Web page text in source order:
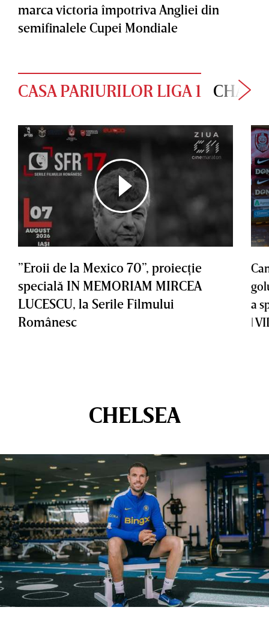
marca victoria împotriva Angliei din
semifinalele Cupei Mondiale
CASA PARIURILOR LIGA 1
”Eroii de la Mexico 70”, proiecţie
specială IN MEMORIAM MIRCEA
LUCESCU, la Serile Filmului
Românesc
a
|
CHELSEA